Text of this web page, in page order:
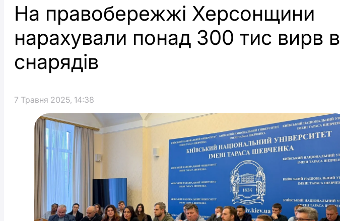
На правобережжі Херсонщини
нарахували понад 300 тис вирв
снарядів
7 Травня 2025, 14:38